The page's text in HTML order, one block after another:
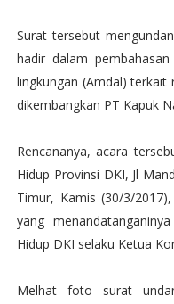
Surat tersebut
hadir dalam
lingkungan (Amdal) terkait
dikembangkan PT Kapuk
Rencananya, acara
Hidup Provinsi DKI, Jl
Timur, Kamis (30/3/
yang
Hidup DKI selaku Ketua
Melhat foto surat